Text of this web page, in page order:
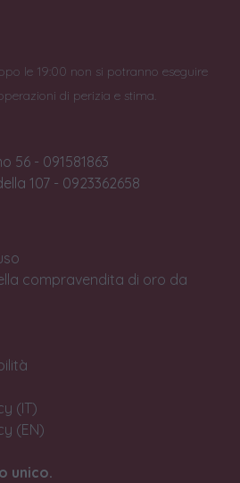
le 19:00 non si potranno eseguire
di perizia e stima.
56 - 091581863
107 - 0923362658
compravendita di oro da
(IT)
(EN)
unico.